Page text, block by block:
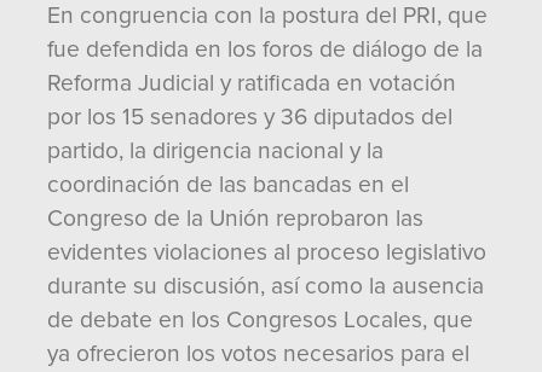
En congruencia con la postura del PRI, que
fue defendida en los foros de diálogo de la
Reforma Judicial y ratificada en votación
por los 15 senadores y 36 diputados del
partido, la dirigencia nacional y la
coordinación de las bancadas en el
Congreso de la Unión reprobaron las
evidentes violaciones al proceso legislativo
durante su discusión, así como la ausencia
de debate en los Congresos Locales, que
ya ofrecieron los votos necesarios para el